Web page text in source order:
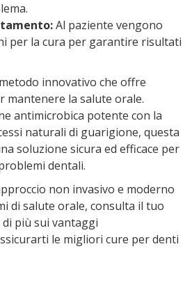
Al paziente vengono
per la cura per garantire risultati
innovativo che offre
mantenere la salute orale.
antimicrobica potente con la
naturali di guarigione, questa
soluzione sicura ed efficace per
dentali.
non invasivo e moderno
di salute orale, consulta il tuo
più sui vantaggi
le migliori cure per denti